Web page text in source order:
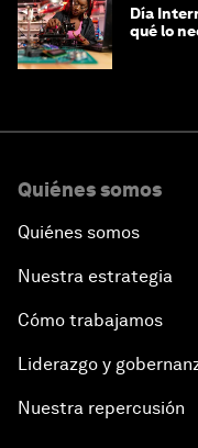
Día
qué lo
Quiénes somos
Quiénes somos
Nuestra estrategia
Cómo trabajamos
Liderazgo y
Nuestra repercusión